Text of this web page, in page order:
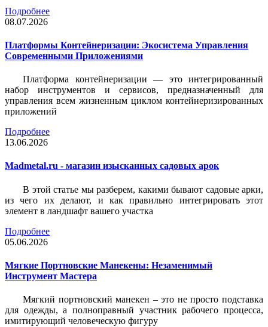
Подробнее
08.07.2026
Платформы Контейнеризации: Экосистема Управления
Современными Приложениями
Платформа контейнеризации — это интегрированный
набор инструментов и сервисов, предназначенный для
управления всем жизненным циклом контейнеризированных
приложений
Подробнее
13.06.2026
Madmetal.ru - магазин изысканных садовых арок
В этой статье мы разберем, какими бывают садовые арки,
из чего их делают, и как правильно интегрировать этот
элемент в ландшафт вашего участка
Подробнее
05.06.2026
Мягкие Портновские Манекены: Незаменимый
Инструмент Мастера
Мягкий портновский манекен – это не просто подставка
для одежды, а полноправный участник рабочего процесса,
имитирующий человеческую фигуру